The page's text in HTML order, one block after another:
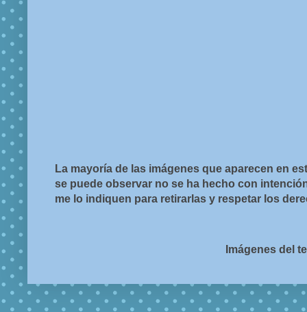
La mayoría de las imágenes que aparecen en
se puede observar no se ha hecho con
me lo indiquen para retirarlas y respetar los
Imágenes del